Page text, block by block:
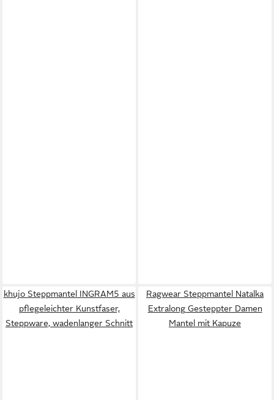
khujo Steppmantel INGRAM5 aus
pflegeleichter Kunstfaser,
Steppware, wadenlanger Schnitt
Ragwear Steppmantel Natalka
Extralong Gesteppter Damen
Mantel mit Kapuze